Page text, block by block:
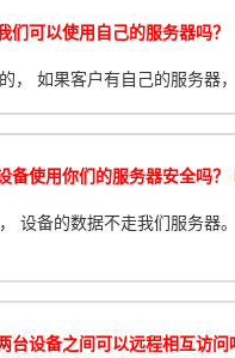
们可以使用自己的服务器吗？
， 如果客户有自己的服务器
备使用你们的服务器安全吗？
设备的数据不走我们服务器
台设备之间可以远程相互访问